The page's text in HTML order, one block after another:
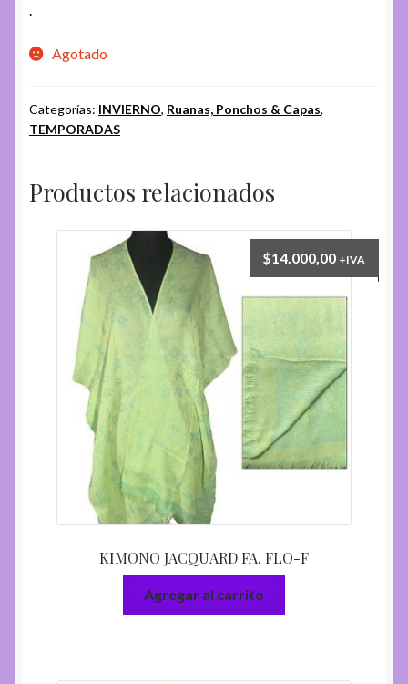
.
Agotado
Categorías: INVIERNO, Ruanas, Ponchos & Capas,
TEMPORADAS
Productos relacionados
KIMONO JACQUARD FA. FLO-F
$14.000,00 +IVA
Agregar al carrito